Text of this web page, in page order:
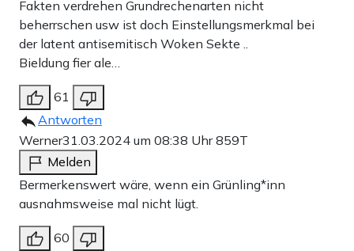
Fakten verdrehen Grundrechenarten nicht
beherrschen usw ist doch Einstellungsmerkmal bei
der latent antisemitisch Woken Sekte ..
Bieldung fier ale…
61
Antworten
Werner31.03.2024 um 08:38 Uhr859T
Melden
Bermerkenswert wäre, wenn ein Grünling*inn
ausnahmsweise mal nicht lügt.
60